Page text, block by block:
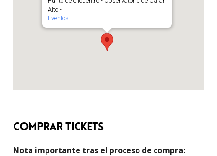
Alto -
Eventos
Comprar Tickets
Nota importante tras el proceso de compra: